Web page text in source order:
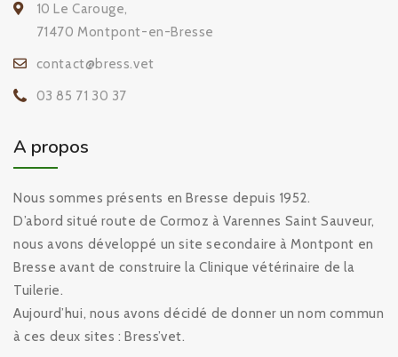
10 Le Carouge,
71470 Montpont-en-Bresse
contact@bress.vet
03 85 71 30 37
A propos
Nous sommes présents en Bresse depuis 1952.
D’abord situé route de Cormoz à Varennes Saint Sauveur,
nous avons développé un site secondaire à Montpont en
Bresse avant de construire la Clinique vétérinaire de la
Tuilerie.
Aujourd’hui, nous avons décidé de donner un nom commun
à ces deux sites : Bress’vet.